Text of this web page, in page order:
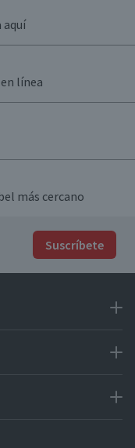
aquí
línea
más cercano
Suscríbete